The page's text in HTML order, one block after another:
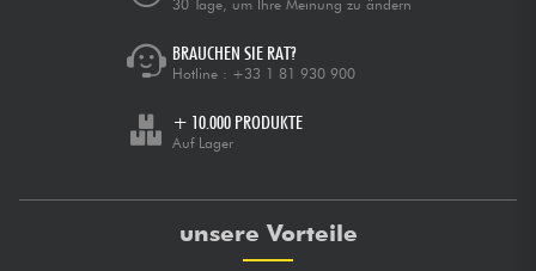
30 Tage, um Ihre Meinung zu ändern
BRAUCHEN SIE RAT?
Hotline : +33 1 81 930 900
+ 10.000 PRODUKTE
Auf Lager
unsere Vorteile